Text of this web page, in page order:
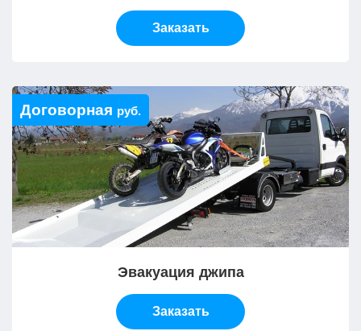
Заказать
Договорная руб.
Эвакуация джипа
Заказать